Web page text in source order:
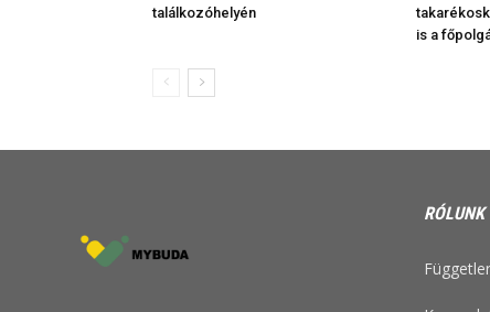
találkozóhelyén
is a
RÓLUNK